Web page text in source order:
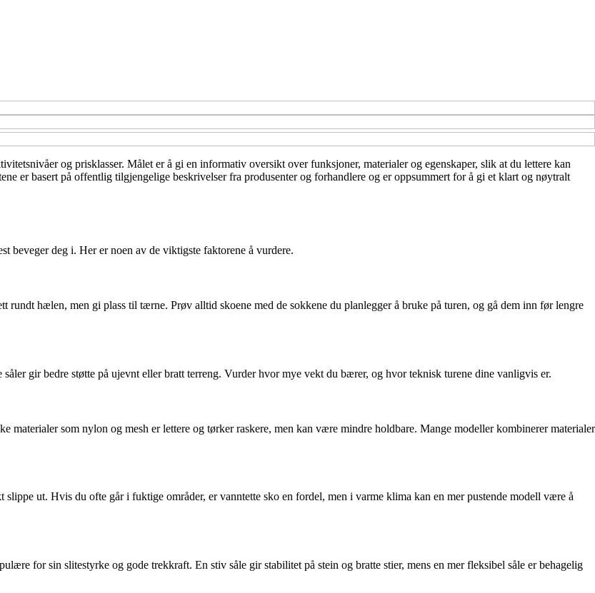
og prisklasser. Målet er å gi en informativ oversikt over funksjoner, materialer og egenskaper, slik at du lettere kan
er basert på offentlig tilgjengelige beskrivelser fra produsenter og forhandlere og er oppsummert for å gi et klart og nøytralt
beveger deg i. Her er noen av de viktigste faktorene å vurdere.
rundt hælen, men gi plass til tærne. Prøv alltid skoene med de sokkene du planlegger å bruke på turen, og gå dem inn før lengre
gir bedre støtte på ujevnt eller bratt terreng. Vurder hvor mye vekt du bærer, og hvor teknisk turene dine vanligvis er.
materialer som nylon og mesh er lettere og tørker raskere, men kan være mindre holdbare. Mange modeller kombinerer materialer
ut. Hvis du ofte går i fuktige områder, er vanntette sko en fordel, men i varme klima kan en mer pustende modell være å
for sin slitestyrke og gode trekkraft. En stiv såle gir stabilitet på stein og bratte stier, mens en mer fleksibel såle er behagelig